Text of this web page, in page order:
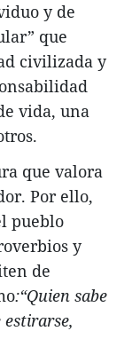
y de
que
civilizada y
vida, una
que valora
Por ello,
pueblo
y
de
:“Quien sabe
estirarse,